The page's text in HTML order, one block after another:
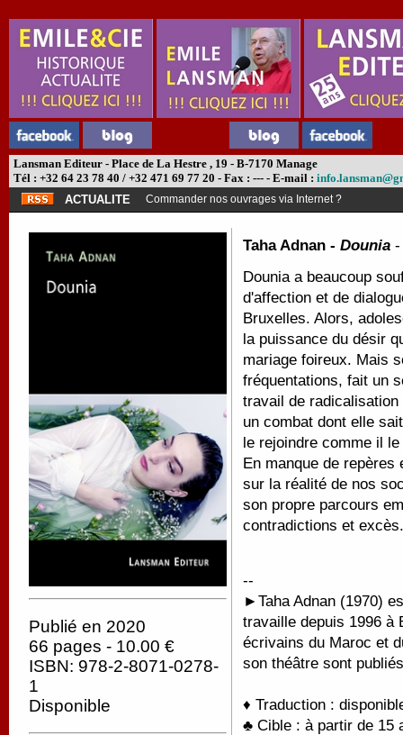
Lansman Editeur - Place de La Hestre , 19 - B-7170 Manage
Tél : +32 64 23 78 40 / +32 471 69 77 20 - Fax : --- - E-mail :
ACTUALITE
Commander nos ouvrages via Internet ?
Publié en 2020
66 pages - 10.00 €
ISBN: 978-2-8071-0278-
1
Disponible
Taha Adnan - Dounia
Dounia a beaucoup
d'affection et de
Bruxelles. Alors,
la puissance du désir
mariage foireux. Mais
fréquentations, fait un
travail de
un combat dont elle
le rejoindre comme il
En manque de
sur la réalité de nos
son propre parcours
contradictions et excès.
--
► Taha Adnan (1970)
travaille depuis 1996 à
écrivains du Maroc et
son théâtre sont
♦ Traduction :
♣ Cible : à partir de 15